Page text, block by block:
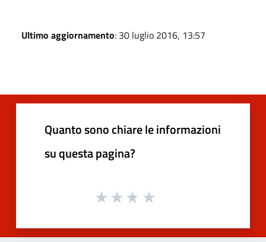
Ultimo aggiornamento: 30 luglio 2016, 13:57
Quanto sono chiare le informazioni
su questa pagina?